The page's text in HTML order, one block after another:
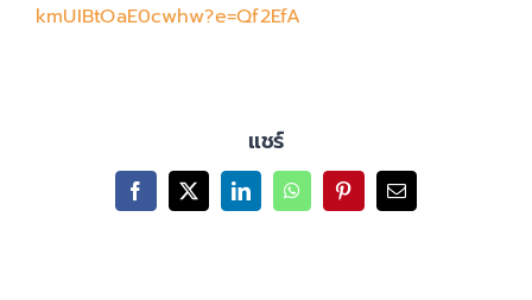
kmUIBtOaE0cwhw?e=Qf2EfA
แชร์
Facebook
X LinkedInWhatsAppPinterestEmail